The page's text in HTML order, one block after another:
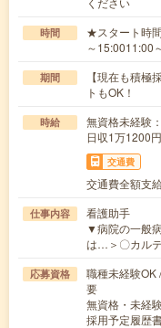
時間
★スタート時
～15:0011:00
期間
【現在も積
トもOK！
時給
無資格未経
日収1万1200
交通費
交通費全額支
仕事内容
看護助手
▼病院の一般
は…＞〇カル
応募資格
職種未経験OK
要
無資格・未経
採用予定履歴